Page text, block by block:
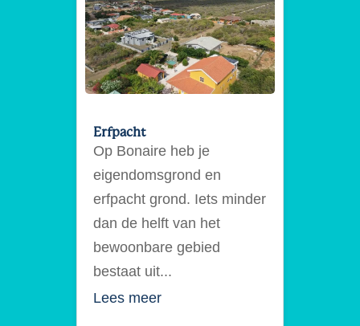
Erfpacht
Op Bonaire heb je
eigendomsgrond en
erfpacht grond. Iets minder
dan de helft van het
bewoonbare gebied
bestaat uit...
Lees meer